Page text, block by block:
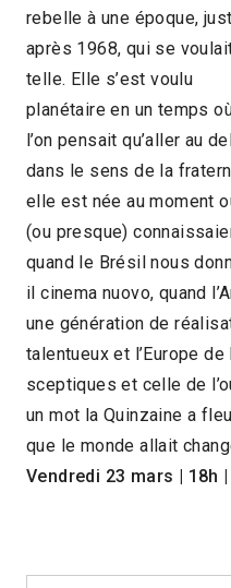
rebelle à une époque,
après 1968, qui se
telle. Elle s’est voulu
planétaire en un temps
l’on pensait qu’aller au
dans le sens de la
elle est née au moment
(ou presque)
quand le Brésil nous
il cinema nuovo, quand
une génération de
talentueux et l’Europe
sceptiques et celle de
un mot la Quinzaine a
que le monde allait
Vendredi 23 mars
18h